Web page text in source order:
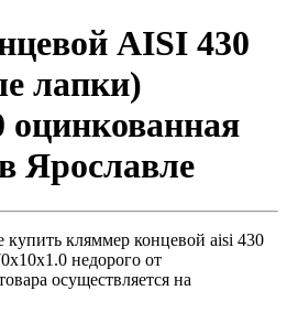
AISI 430
лапки)
оцинкованная
Ярославле
кляммер концевой aisi 430
недорого от
осуществляется на